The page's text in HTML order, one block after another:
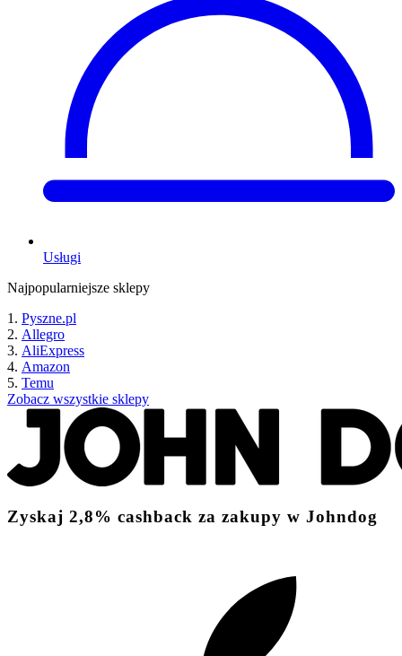
Usługi
Najpopularniejsze sklepy
Pyszne.pl
Allegro
AliExpress
Amazon
Temu
Zobacz wszystkie sklepy
Zyskaj 2,8% cashback za zakupy w Johndog